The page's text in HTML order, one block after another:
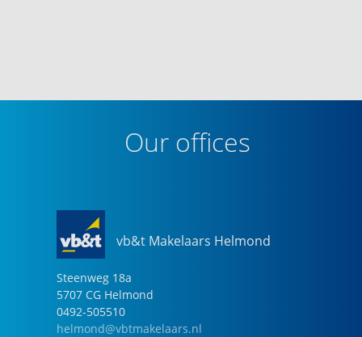
Our offices
vb&t Makelaars Helmond
Steenweg 18a
5707 CG Helmond
0492-505510
helmond@vbtmakelaars.nl